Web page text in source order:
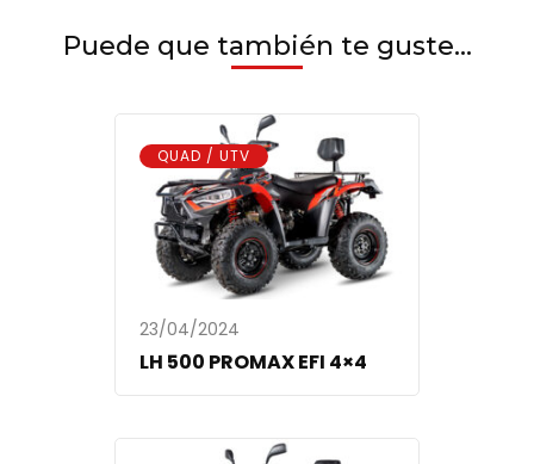
Puede que también te guste...
QUAD / UTV
23/04/2024
LH 500 PROMAX EFI 4×4